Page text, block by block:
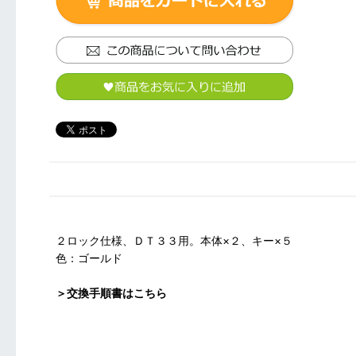
２ロック仕様、ＤＴ３３用。本体×２、キー×５
色：ゴールド
＞交換手順書はこちら